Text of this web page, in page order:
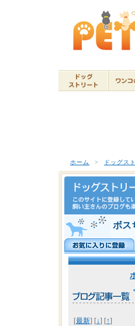
ホーム > ドッグス
ボス
[最新] [↓] [↑]